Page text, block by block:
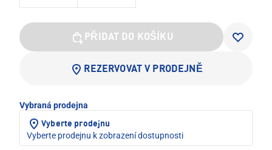
PŘIDAT DO KOŠÍKU
REZERVOVAT V PRODEJNĚ
Vybraná prodejna
Vyberte prodejnu
Vyberte prodejnu k zobrazení dostupnosti